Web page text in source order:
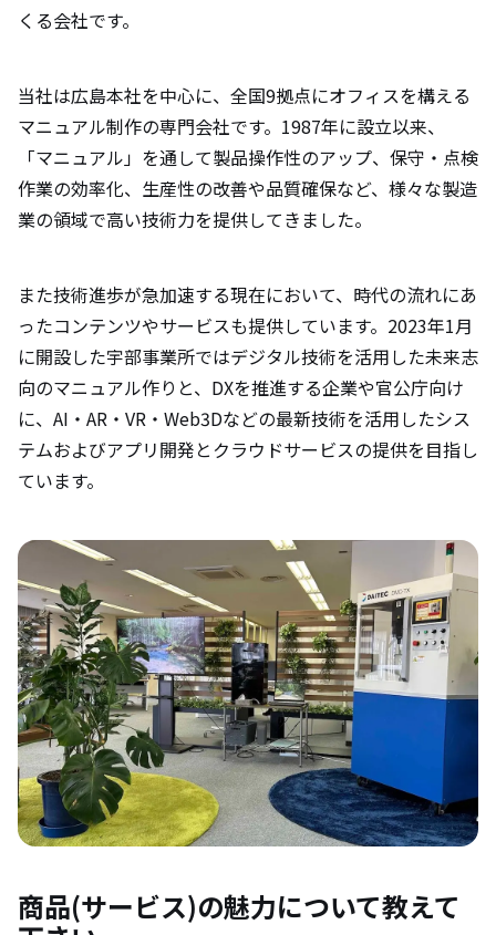
くる会社です。
当社は広島本社を中心に、全国9拠点にオフィスを構える
マニュアル制作の専門会社です。1987年に設立以来、
「マニュアル」を通して製品操作性のアップ、保守・点検
作業の効率化、生産性の改善や品質確保など、様々な製造
業の領域で高い技術力を提供してきました。
また技術進歩が急加速する現在において、時代の流れにあ
ったコンテンツやサービスも提供しています。2023年1月
に開設した宇部事業所ではデジタル技術を活用した未来志
向のマニュアル作りと、DXを推進する企業や官公庁向け
に、AI・AR・VR・Web3Dなどの最新技術を活用したシス
テムおよびアプリ開発とクラウドサービスの提供を目指し
ています。
商品(サービス)の魅力について教えて